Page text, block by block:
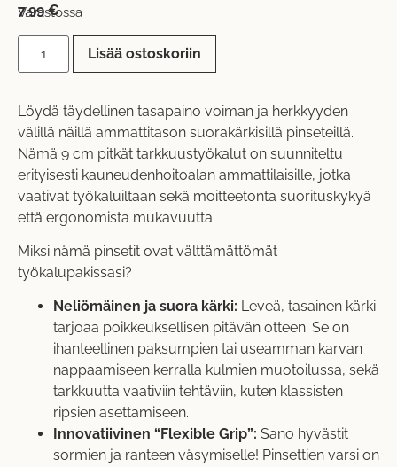
7,99€
Varastossa
Lisää ostoskoriin
Löydä täydellinen tasapaino voiman ja herkkyyden
välillä näillä ammattitason suorakärkisillä pinseteillä.
Nämä 9 cm pitkät tarkkuustyökalut on suunniteltu
erityisesti kauneudenhoitoalan ammattilaisille, jotka
vaativat työkaluiltaan sekä moitteetonta suorituskykyä
että ergonomista mukavuutta.
Miksi nämä pinsetit ovat välttämättömät
työkalupakissasi?
Neliömäinen ja suora kärki: Leveä, tasainen kärki
tarjoaa poikkeuksellisen pitävän otteen. Se on
ihanteellinen paksumpien tai useamman karvan
nappaamiseen kerralla kulmien muotoilussa, sekä
tarkkuutta vaativiin tehtäviin, kuten klassisten
ripsien asettamiseen.
Innovatiivinen “Flexible Grip”: Sano hyvästit
sormien ja ranteen väsymiselle! Pinsettien varsi on